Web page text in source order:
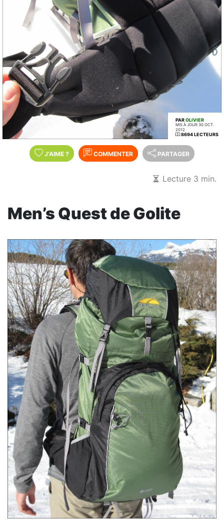
PAROLIVIER
MIS À JOUR 30 OCT.
2012
8694 LECTEURS
J'AIME ? COMMENTER PARTAGER
Lecture 3 min.
Men’s Quest de Golite